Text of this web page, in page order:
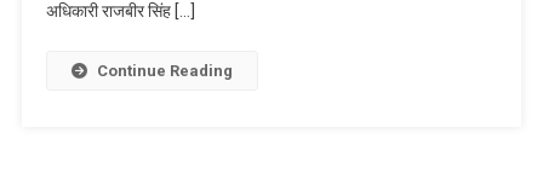
अधिकारी राजबीर सिंह […]
Continue Reading